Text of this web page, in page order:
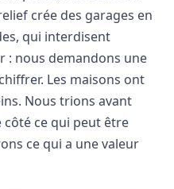
crée des garages en
qui interdisent
: nous demandons une
Les maisons ont
Nous trions avant
côté ce qui peut être
ce qui a une valeur